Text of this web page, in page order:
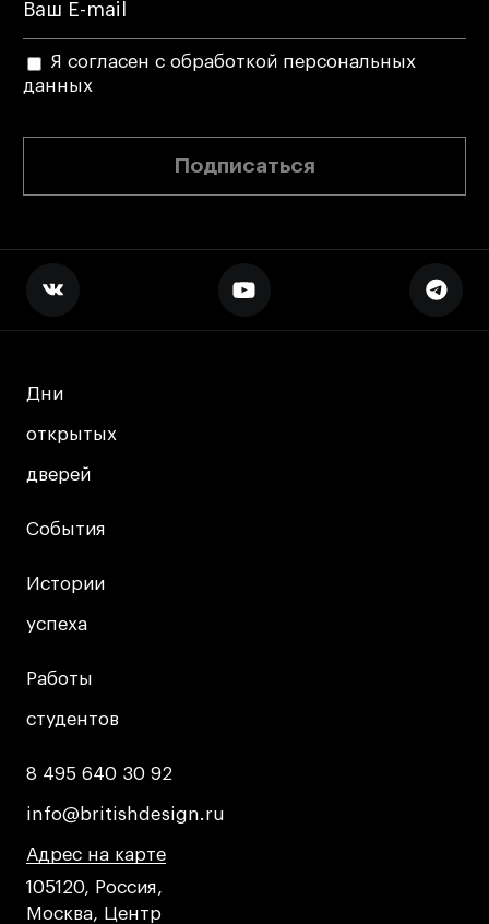
Я согласен с обработкой персональных
данных
Подписаться
Дни
открытых
дверей
Дни
открытых
дверей
События
События
Истории
успеха
Истории
успеха
Работы
студентов
Работы
студентов
8 495 640 30 92
8 495 640 30 92
info@britishdesign.ru
info@britishdesign.ru
Адрес на карте
Адрес на карте
Адрес на карте
105120, Россия,
Москва, Центр